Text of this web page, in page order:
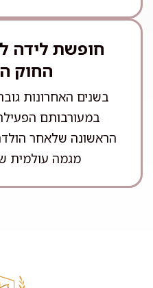
חופשת לידה
החוק
בשנים האחרונות
במעורבותם
הראשונה שלאחר
מגמה עולמית